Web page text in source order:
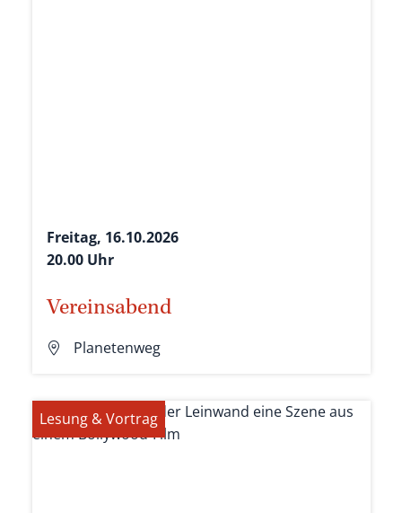
Freitag, 16.10.2026
20.00 Uhr
Vereinsabend
Planetenweg
Lesung & Vortrag